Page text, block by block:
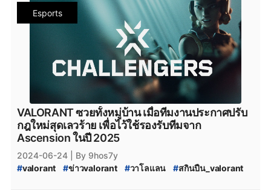
#Riot #เกมriotgames #MiTH
mith
mith_valorant #mith.valorant # FullSense
# fullsense #full_sense
#attackallaroud
Attack_All_Around
Attack-All-Around AAA.Valorant #AAA
teamnkt_valorant
Team-NKT
XOXO_01 #
XOXO_01_VALORANT
# VALORANT_XOXO_01 #riotgames #ESL #afreecatv
#afreecatv_valorant #Afreeca #FPSThailand #fps
#fpsthailand # soop #SOOP
Esports
VALORANT ซวยทั้งหมู่บ้าน เมื่อทีมงานประกาศปรับ
กฎใหม่สุดเลวร้าย เพื่อไว้ใช้รองรับทีมจาก
Ascension ในปี 2025
2024-06-24
| By 9hos7y
#valorant #ข่าวvalorant #วาโลแลน #สกินปืน_valorant